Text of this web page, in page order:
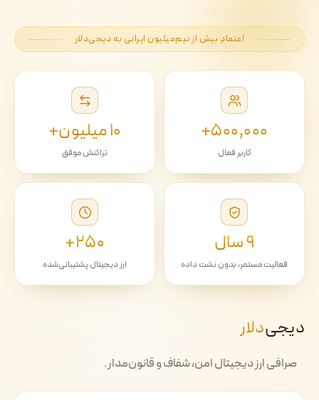
اعتمادِ بیش از نیم‌میلیون ایرانی به دیجی‌دلار
۵۰۰٬۰۰۰+
کاربر فعال
۱۰ میلیون+
تراکنش موفق
۹ سال
فعالیت مستمر، بدون نشت داده
۲۵۰+
ارز دیجیتال پشتیبانی‌شده
دیجی‌دلار
صرافی ارز دیجیتال امن، شفاف و قانون‌مدار.